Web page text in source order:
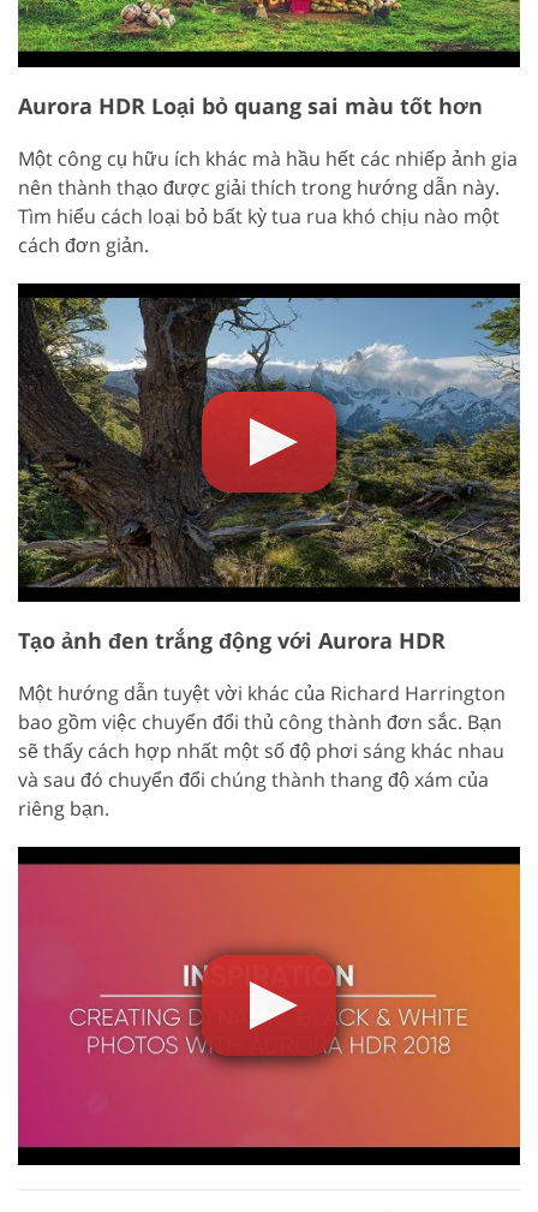
Aurora HDR Loại bỏ quang sai màu tốt hơn
Một công cụ hữu ích khác mà hầu hết các nhiếp ảnh gia
nên thành thạo được giải thích trong hướng dẫn này.
Tìm hiểu cách loại bỏ bất kỳ tua rua khó chịu nào một
cách đơn giản.
Tạo ảnh đen trắng động với Aurora HDR
Một hướng dẫn tuyệt vời khác của Richard Harrington
bao gồm việc chuyển đổi thủ công thành đơn sắc. Bạn
sẽ thấy cách hợp nhất một số độ phơi sáng khác nhau
và sau đó chuyển đổi chúng thành thang độ xám của
riêng bạn.